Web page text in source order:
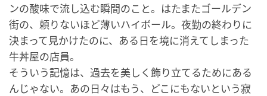
ンの酸味で流し込む瞬間のこと。はたまたゴールデン
街の、頼りないほど薄いハイボール。夜勤の終わりに
決まって見かけたのに、ある日を境に消えてしまった
牛丼屋の店員。
そういう記憶は、過去を美しく飾り立てるためにある
んじゃない。あの日々はもう、どこにもないという寂